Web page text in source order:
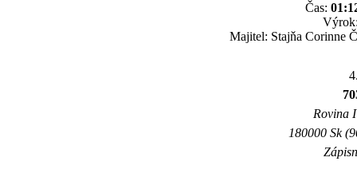
Čas:
Majitel: Stajňa Corinne
Rovina
180000 Sk